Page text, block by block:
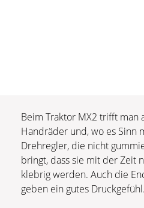
Beim Traktor MX2 trifft man
Handräder und, wo es Sinn
Drehregler, die nicht
bringt, dass sie mit der Zeit
klebrig werden. Auch die
geben ein gutes Druckgefühl.